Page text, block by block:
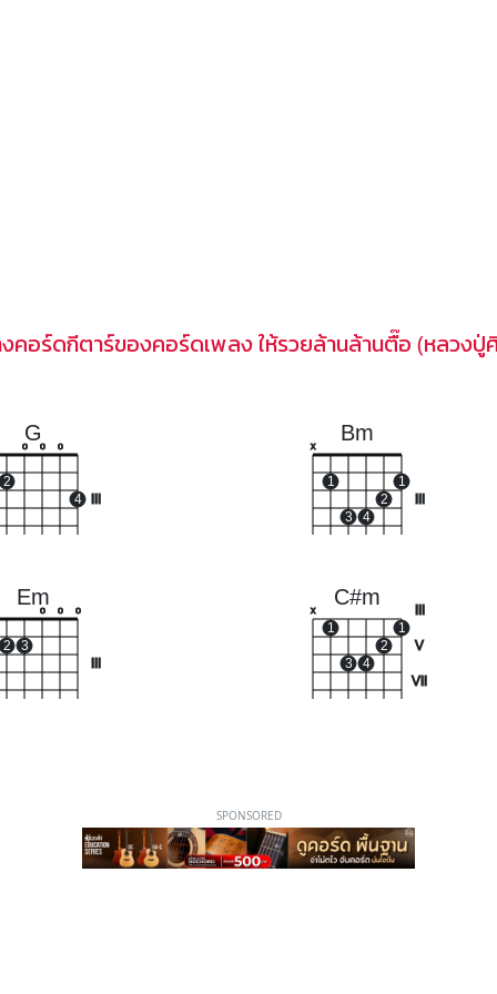
คอร์ดกีตาร์ของคอร์ดเพลง ให้รวยล้านล้านตื๊อ (หลวงปู่
G
2
o o o
4
Bm
x
1
3 4
2
1
Em
2 3
o o o
C#m
V
VII
x
1
3 4
2
1
SPONSORED